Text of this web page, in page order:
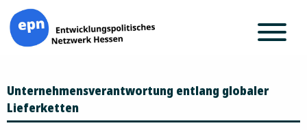
Inhalt
springen
Unternehmensverantwortung entlang globaler
Lieferketten